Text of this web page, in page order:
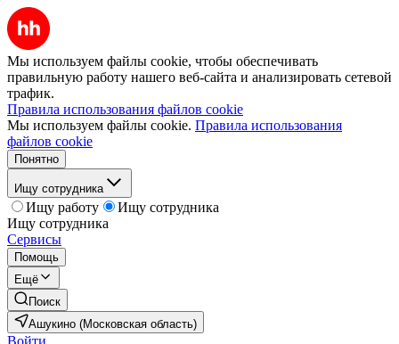
Мы используем файлы cookie, чтобы обеспечивать
правильную работу нашего веб-сайта и анализировать сетевой
трафик.
Правила использования файлов cookie
Мы используем файлы cookie. Правила использования
файлов cookie
Понятно
Ищу сотрудника
Ищу работу
Ищу сотрудника
Ищу сотрудника
Сервисы
Помощь
Ещё
Поиск
Ашукино (Московская область)
Войти